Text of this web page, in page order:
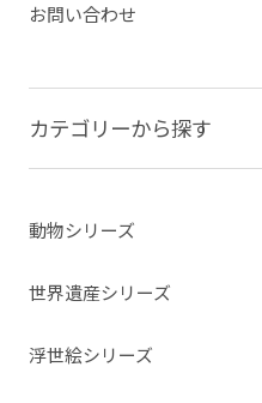
お問い合わせ
カテゴリーから探す
動物シリーズ
世界遺産シリーズ
浮世絵シリーズ